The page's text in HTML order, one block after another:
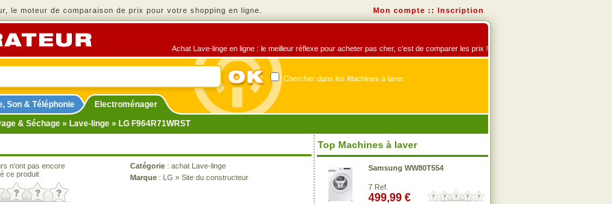
le moteur de comparaison de prix pour votre shopping en ligne. Mon compte :: Inscription
Achat Lave-linge en ligne : le meilleur réflexe pour acheter pas cher, c'est de comparer les prix !
Chercher dans les Machines à laver
Son & Téléphonie
Electroménager
& Séchage » Lave-linge » LG F964R71WRST
n'ont pas encore
ce produit
Catégorie : achat Lave-linge
Marque : LG » Site du constructeur
Top Machines à laver
Samsung WW80T554
7 Ref.
499,99 €